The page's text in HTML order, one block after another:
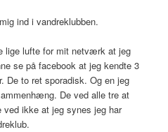
ind i vandreklubben.
lige lufte for mit netværk at jeg
se på facebook at jeg kendte 3
De to ret sporadisk. Og en jeg
De ved alle tre at
ved ikke at jeg synes jeg har